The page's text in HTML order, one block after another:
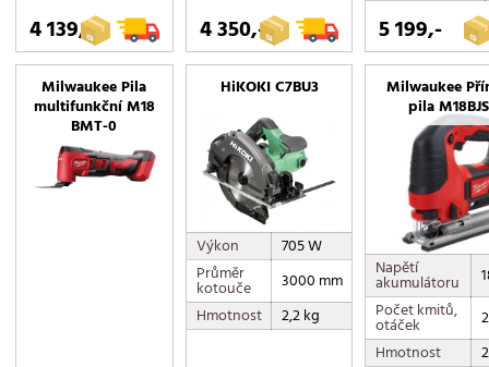
4 139,- 4 350,- 5 199,-
Milwaukee Pila
multifunkční M18
BMT-0
HiKOKI C7BU3
Výkon
705 W
Průměr
kotouče
3000 mm
Hmotnost
2,2 kg
Milwaukee
pila
Napětí
akumulátoru
Počet kmitů,
otáček
Hmotnost